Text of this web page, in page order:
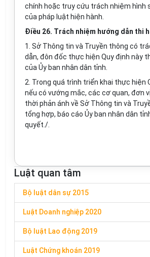
chính hoặc truy cứu trách nhiệm hình
của pháp l uật hiện hành.
Điều 26. Trách nhiệm hướng dẫn thi
1. Sở Thông tin và Truyền thông có
dẫn, đôn đốc thực hiện Quy định này
của Ủy ban nhân dân tỉnh.
2. Trong quá trình triển khai thực hiện
nếu có vướng mắc, các cơ quan, đơn
thời phản ánh về Sở Thông tin và
tổng hợp, báo cáo Ủy ban nhân dân
quyết./.
Luật quan tâm
Bộ luật dân sự 2015
Luật Doanh nghiệp 2020
Bộ luật Lao động 2019
Luật Chứng khoán 2019